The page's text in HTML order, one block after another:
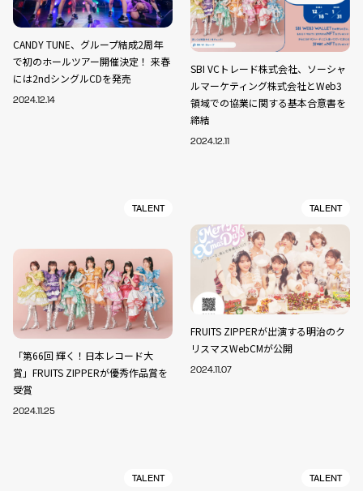
CANDY TUNE、グループ結成2周年
で初のホールツアー開催決定！ 来春
には2ndシングルCDを発売
2024.12.14
SBI VCトレード株式会社、ソーシャ
ルマーケティング株式会社とWeb3
領域での協業に関する基本合意書を
締結
2024.12.11
TALENT
「第66回 輝く！日本レコード大
賞」FRUITS ZIPPERが優秀作品賞を
受賞
2024.11.25
TALENT
FRUITS ZIPPERが出演する明治のク
リスマスWebCMが公開
2024.11.07
TALENT TALENT